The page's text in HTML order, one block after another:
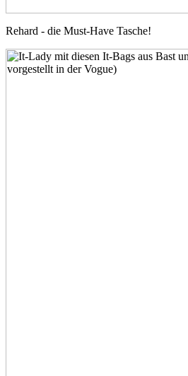
Rehard - die Must-Have Tasche!